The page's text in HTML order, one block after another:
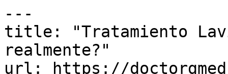
---
title: "Tratamiento
realmente?"
url: https://